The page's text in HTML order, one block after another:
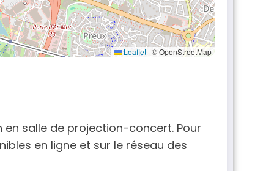
Leaflet | © OpenStreetMap
en salle de projection-concert. Pour
en ligne et sur le réseau des